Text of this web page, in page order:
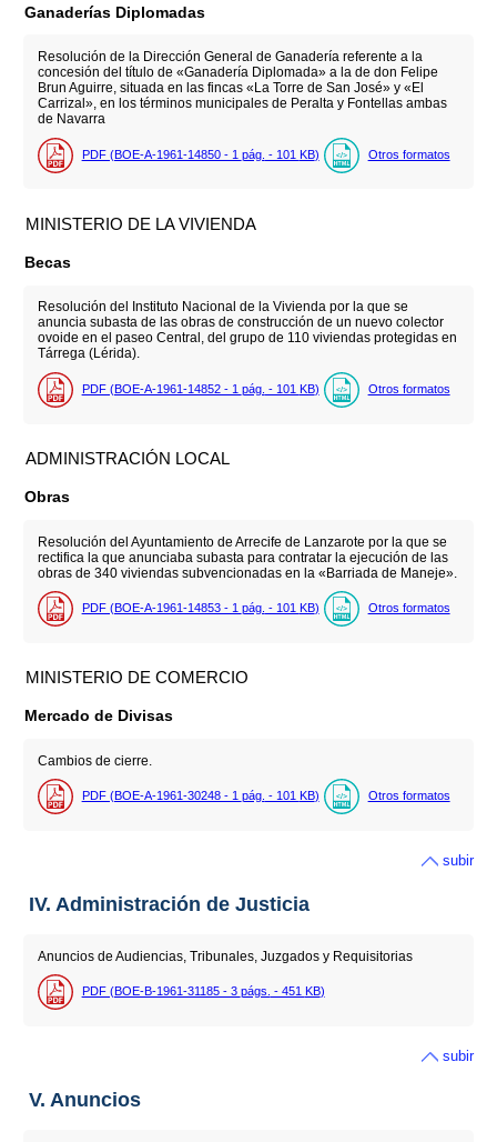
Ganaderías Diplomadas
Resolución de la Dirección General de Ganadería referente a la
concesión del título de «Ganadería Diplomada» a la de don Felipe
Brun Aguirre, situada en las fincas «La Torre de San José» y «El
Carrizal», en los términos municipales de Peralta y Fontellas ambas
de Navarra
PDF (BOE-A-1961-14850 - 1 pág. - 101 KB) Otros formatos
MINISTERIO DE LA VIVIENDA
Becas
Resolución del Instituto Nacional de la Vivienda por la que se
anuncia subasta de las obras de construcción de un nuevo colector
ovoide en el paseo Central, del grupo de 110 viviendas protegidas en
Tárrega (Lérida).
PDF (BOE-A-1961-14852 - 1 pág. - 101 KB) Otros formatos
ADMINISTRACIÓN LOCAL
Obras
Resolución del Ayuntamiento de Arrecife de Lanzarote por la que se
rectifica la que anunciaba subasta para contratar la ejecución de las
obras de 340 viviendas subvencionadas en la «Barriada de Maneje».
PDF (BOE-A-1961-14853 - 1 pág. - 101 KB) Otros formatos
MINISTERIO DE COMERCIO
Mercado de Divisas
Cambios de cierre.
PDF (BOE-A-1961-30248 - 1 pág. - 101 KB) Otros formatos
subir
IV. Administración de Justicia
Anuncios de Audiencias, Tribunales, Juzgados y Requisitorias
PDF (BOE-B-1961-31185 - 3 págs. - 451 KB)
subir
V. Anuncios